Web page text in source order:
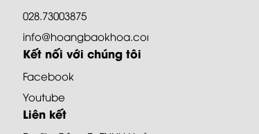
028.73003875
info@hoangbaokhoa.com
Kết nối với chúng tôi
Facebook
Youtube
Liên kết